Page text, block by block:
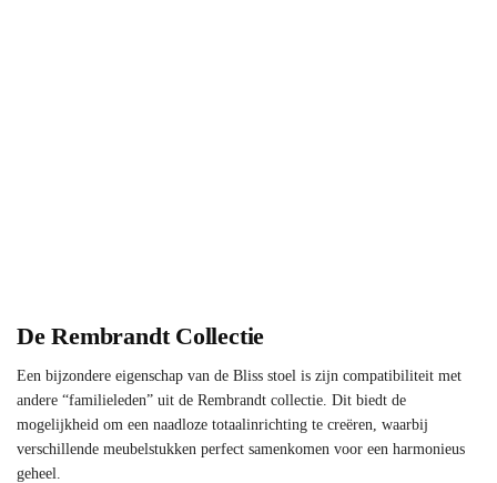
De Rembrandt Collectie
Een bijzondere eigenschap van de Bliss stoel is zijn compatibiliteit met
andere “familieleden” uit de Rembrandt collectie. Dit biedt de
mogelijkheid om een naadloze totaalinrichting te creëren, waarbij
verschillende meubelstukken perfect samenkomen voor een harmonieus
geheel.